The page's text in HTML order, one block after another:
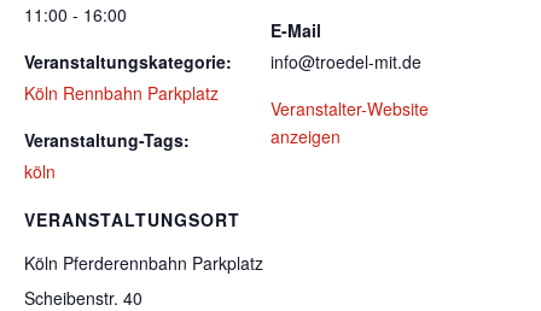
11:00 - 16:00
Veranstaltungskategorie:
Köln Rennbahn Parkplatz
Veranstaltung-Tags:
köln
VERANSTALTUNGSORT
Köln Pferderennbahn Parkplatz
Scheibenstr. 40
E-Mail
info@troedel-mit.de
Veranstalter-Website
anzeigen